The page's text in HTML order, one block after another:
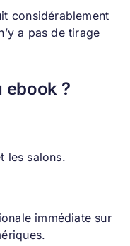
considérablement
a pas de tirage
ebook ?
les salons.
immédiate sur